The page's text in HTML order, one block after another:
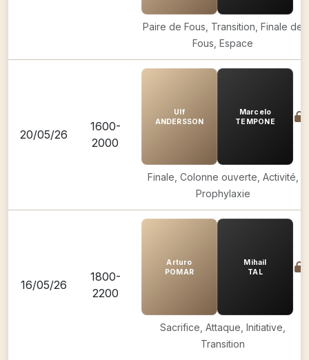
Paire de Fous, Transition, Finale de
Fous, Espace
20/05/26
1600-
2000
Ulf
ANDERSSON
Marcelo
TEMPONE
Finale, Colonne ouverte, Activité,
Prophylaxie
16/05/26
1800-
2200
Arturo
POMAR
Mihail
TAL
Sacrifice, Attaque, Initiative,
Transition